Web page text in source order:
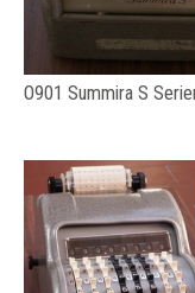
O901 Summira S